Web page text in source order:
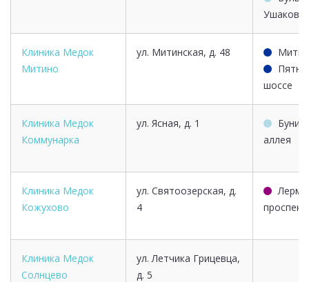
Ушакова
Клиника Медок
Митино
ул. Митинская, д. 48
шоссе
Клиника Медок
Коммунарка
ул. Ясная, д. 1
аллея
Клиника Медок
Кожухово
ул. Святоозерская, д.
4
проспект
Клиника Медок
Солнцево
ул. Летчика Грицевца,
д. 5